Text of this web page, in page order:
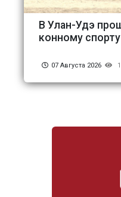
В Улан-Удэ
конному спорту
07 Августа 2026